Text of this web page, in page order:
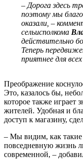
– Дорога здесь
поэтому мы
оказали, –
сельисполкома
действительно
Теперь
приятнее для
Преображение
Это, казалось бы,
которое также играет
жителей. Удобная и
доступ к магазину,
– Мы видим, как
повседневную жизнь
современной, –